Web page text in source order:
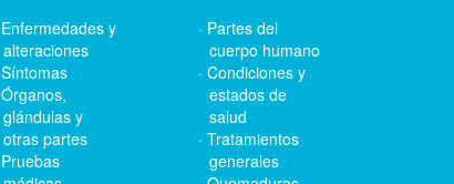
Enfermedades y
alteraciones
Síntomas
Órganos,
glándulas y
otras partes
Pruebas
Partes del
cuerpo humano
Condiciones y
estados de
salud
Tratamientos
generales